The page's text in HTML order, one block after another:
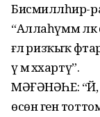
Бисмилләһир-
“Аллаһүммә ләкә
ғәләә ризҡыҡә
үә мәә әххартү”.
МӘҒӘНӘҺЕ:
өсөн генә